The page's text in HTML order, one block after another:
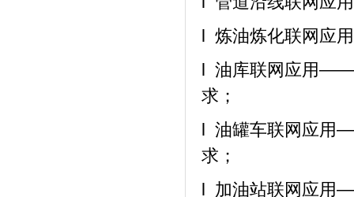
l 炼油炼化联网应
l 油库联网应用——
求；
l 油罐车联网应用
求；
l 加油站联网应用